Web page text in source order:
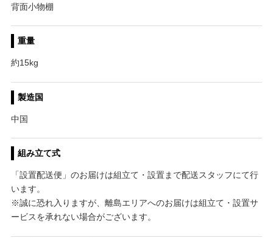
背面小物棚
重量
約15kg
製造国
中国
組み立て式
「設置配送便」のお届けは組立て・設置まで配送スタッフにて行
います。
※誠に恐れ入りますが、離島エリアへのお届けは組立て・設置サ
ービスを承れない場合がございます。